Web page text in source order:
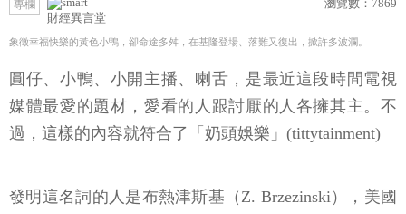
專欄
財經異言堂
瀏覽數： 7869
象徵幸福快樂的黃色小鴨，卻命途多舛，在基隆登場、落難又復出，掀許多波瀾。
圓仔、小鴨、小開主播、喇舌，是最近這段時間電視
媒體最愛的題材，愛看的人跟討厭的人各擁其主。不
過，這樣的內容就符合了「奶頭娛樂」(tittytainment)
發明這名詞的人是布熱津斯基（Z. Brzezinski），美國